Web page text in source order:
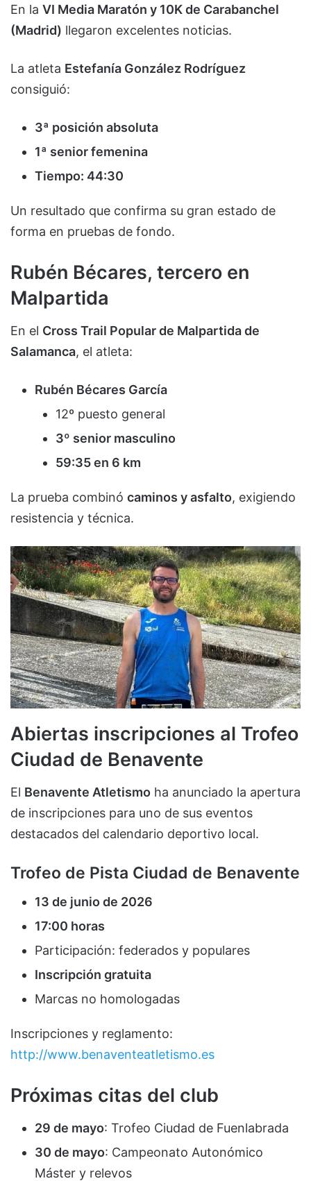
En la VI Media Maratón y 10K de Carabanchel
(Madrid) llegaron excelentes noticias.
La atleta Estefanía González Rodríguez
consiguió:
3ª posición absoluta
1ª senior femenina
Tiempo: 44:30
Un resultado que confirma su gran estado de
forma en pruebas de fondo.
Rubén Bécares, tercero en
Malpartida
En el Cross Trail Popular de Malpartida de
Salamanca, el atleta:
Rubén Bécares García
12º puesto general
3º senior masculino
59:35 en 6 km
La prueba combinó caminos y asfalto, exigiendo
resistencia y técnica.
Abiertas inscripciones al Trofeo
Ciudad de Benavente
El Benavente Atletismo ha anunciado la apertura
de inscripciones para uno de sus eventos
destacados del calendario deportivo local.
Trofeo de Pista Ciudad de Benavente
13 de junio de 2026
17:00 horas
Participación: federados y populares
Inscripción gratuita
Marcas no homologadas
Inscripciones y reglamento:
http://www.benaventeatletismo.es
Próximas citas del club
29 de mayo: Trofeo Ciudad de Fuenlabrada
30 de mayo: Campeonato Autonómico
Máster y relevos